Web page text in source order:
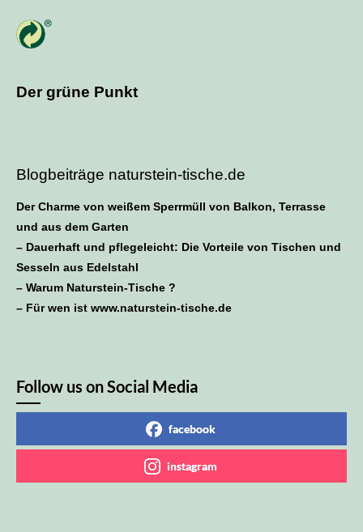
Der grüne Punkt
Blogbeiträge naturstein-tische.de
Der Charme von weißem Sperrmüll von Balkon, Terrasse
und aus dem Garten
– Dauerhaft und pflegeleicht: Die Vorteile von Tischen und
Sesseln aus Edelstahl
– Warum Naturstein-Tische ?
– Für wen ist www.naturstein-tische.de
Follow us on Social Media
facebook
instagram